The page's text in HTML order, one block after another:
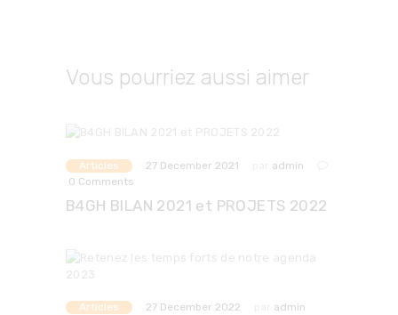
Vous pourriez aussi aimer
Articles 27 December 2021
admin
0 Comments
B4GH BILAN 2021 et PROJETS 2022
Articles 27 December 2022 admin